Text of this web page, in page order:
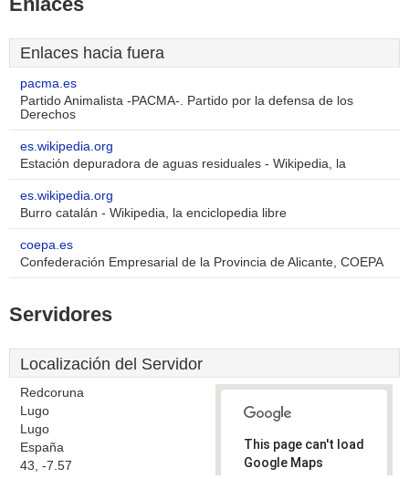
Enlaces hacia fuera
pacma.es
Partido Animalista -PACMA-. Partido por la defensa de los
Derechos
es.wikipedia.org
Estación depuradora de aguas residuales - Wikipedia, la
es.wikipedia.org
Burro catalán - Wikipedia, la enciclopedia libre
coepa.es
Confederación Empresarial de la Provincia de Alicante, COEPA
Servidores
Localización del Servidor
Redcoruna
Lugo
Lugo
España
43, -7.57
This page can't load
Google Maps